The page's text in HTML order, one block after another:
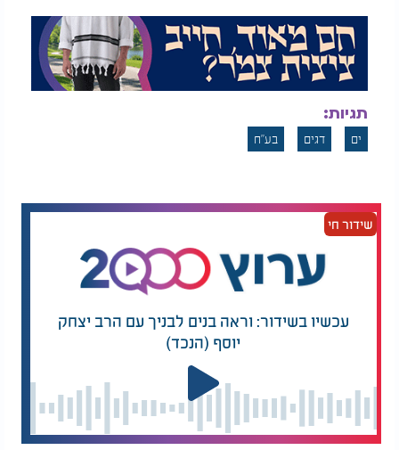
תגיות:
ים דגים בע"ח
שידור חי
עכשיו בשידור: וראה בנים לבניך עם הרב יצחק
יוסף (הנכד)